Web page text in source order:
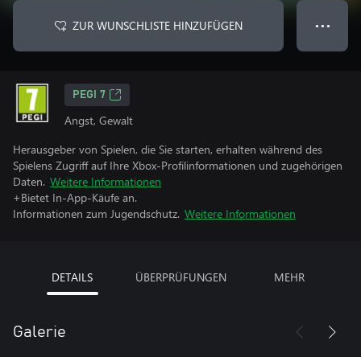
ZUR WUNSCHLISTE HINZUFÜGEN ● ● ●
PEGI 7
Angst, Gewalt
Herausgeber von Spielen, die Sie starten, erhalten während des
Spielens Zugriff auf Ihre Xbox-Profilinformationen und zugehörigen
Daten. Weitere Informationen
+Bietet In-App-Käufe an.
Informationen zum Jugendschutz. Weitere Informationen
DETAILS ÜBERPRÜFUNGEN MEHR
Galerie